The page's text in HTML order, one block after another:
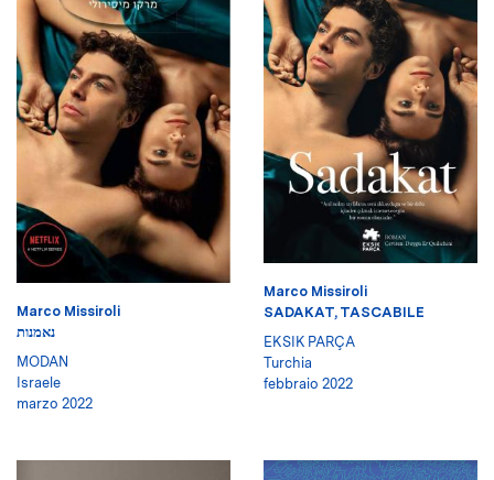
Marco Missiroli
נאמנות
MODAN
Israele
marzo 2022
Marco Missiroli
SADAKAT, TASCABILE
EKSIK PARÇA
Turchia
febbraio 2022